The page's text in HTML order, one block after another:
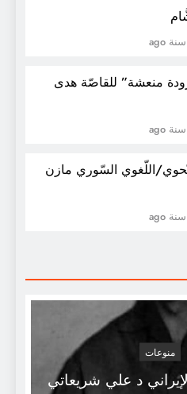
منعشة” للقاصّة هدى
اللّغوي السّوري مازن
منوعات
د علي شريعاتي